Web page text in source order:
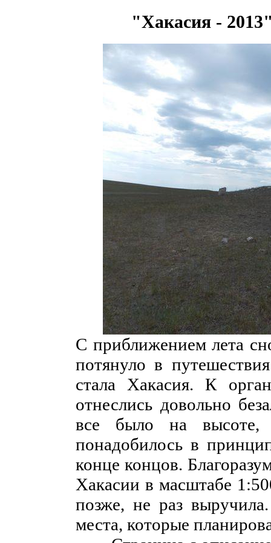
"Хакасия -
С приближением лета
потянуло в
стала Хакасия. К
отнеслись довольно
все было на высоте,
понадобилось в
конце концов.
Хакасии в масштабе
позже, не раз
места, которые